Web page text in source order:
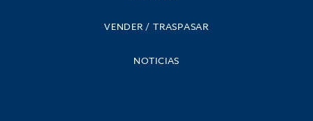
VENDER / TRASPASAR
NOTICIAS